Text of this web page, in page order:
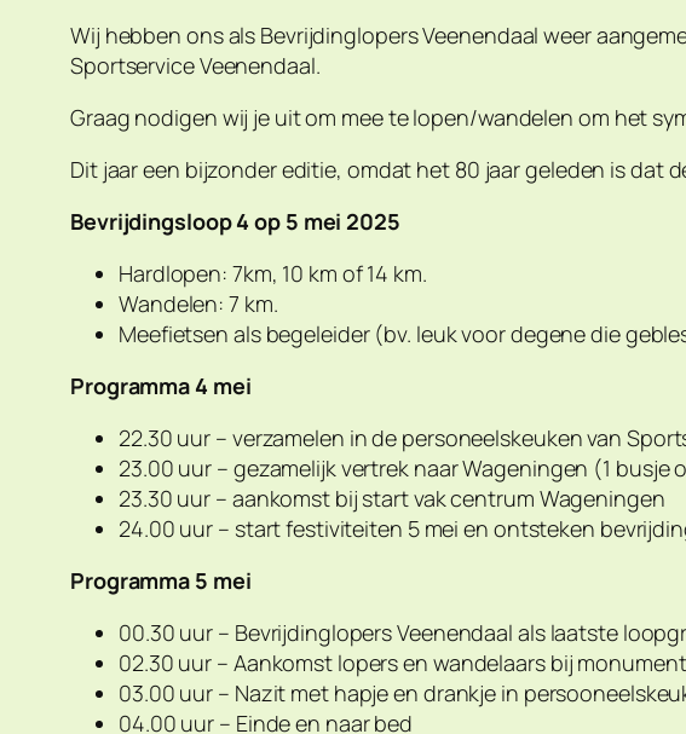
Wij hebben ons als Bevrijdinglopers Veenendaal weer
Sportservice Veenendaal.
Graag nodigen wij je uit om mee te lopen/wandelen om het
Dit jaar een bijzonder editie, omdat het 80 jaar geleden is dat
Bevrijdingsloop 4 op 5 mei 2025
Hardlopen: 7km, 10 km of 14 km.
Wandelen: 7 km.
Meefietsen als begeleider (bv. leuk voor degene die
Programma 4 mei
22.30 uur – verzamelen in de personeelskeuken van
23.00 uur – gezamelijk vertrek naar Wageningen (1
23.30 uur – aankomst bij start vak centrum Wageningen
24.00 uur – start festiviteiten 5 mei en ontsteken
Programma 5 mei
00.30 uur – Bevrijdinglopers Veenendaal als laatste
02.30 uur – Aankomst lopers en wandelaars bij
03.00 uur – Nazit met hapje en drankje in
04.00 uur – Einde en naar bed